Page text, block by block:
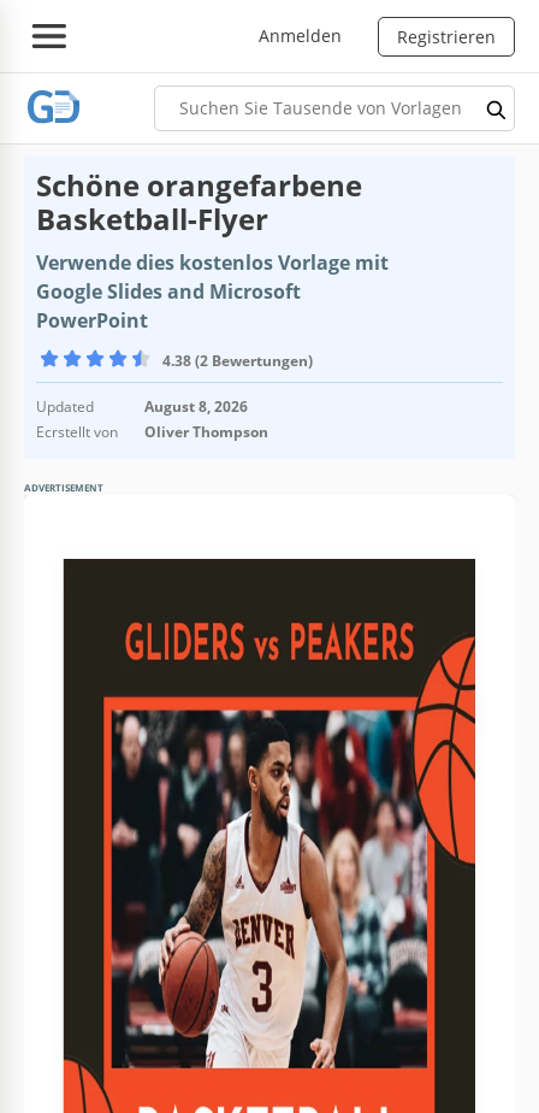
Anmelden Registrieren
Schöne orangefarbene
Basketball-Flyer
Verwende dies kostenlos Vorlage mit
Google Slides and Microsoft
PowerPoint
4.38 (2 Bewertungen)
Updated
August 8, 2026
Ecrstellt von
Oliver Thompson
ADVERTISEMENT